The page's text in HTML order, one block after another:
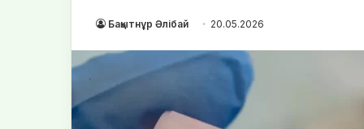
Бақытнұр Әлібай 20.05.2026